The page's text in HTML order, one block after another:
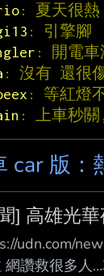
: 夏天很熱
: 引擎腳
: 開電車
: 沒有 還很
: 等紅燈
: 上車秒關
car 版：
] 高雄光
udn.com/
網讚救很多人